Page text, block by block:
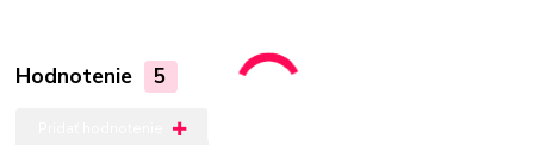
Hodnotenie 5